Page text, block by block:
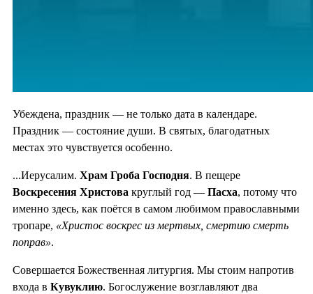
Убеждена, праздник — не только дата в календаре.
Праздник — состояние души. В святых, благодатных
местах это чувствуется особенно.
...Иерусалим. Храм Гроба Господня. В пещере
Воскресения Христова круглый год — Пасха, потому что
именно здесь, как поётся в самом любимом православными
тропаре, «Христос воскрес из мертвых, смертию смерть
поправ».
Совершается Божественная литургия. Мы стоим напротив
входа в Кувуклию. Богослужение возглавляют два